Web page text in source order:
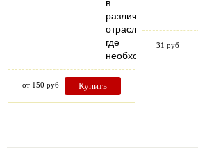
в
различных
отраслях,
где
необходимо…
от 150 руб Купить
31 руб